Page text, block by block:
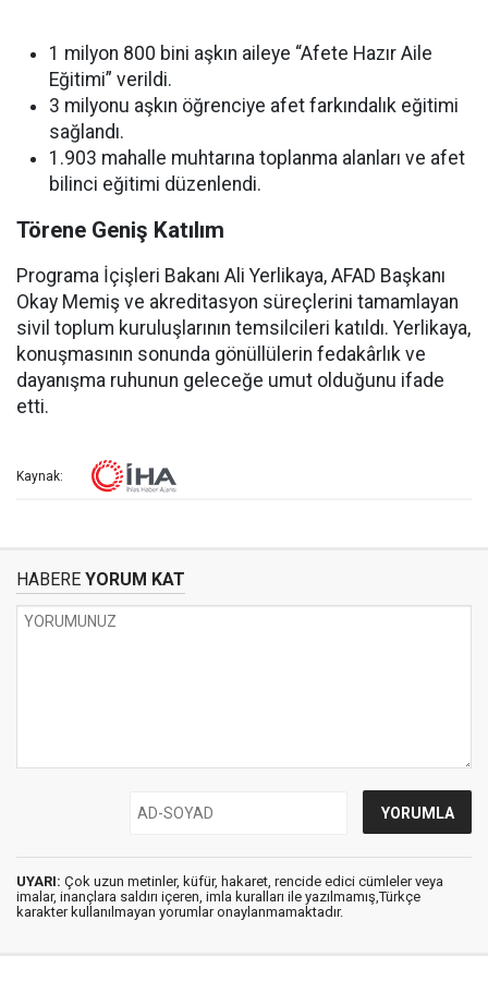
1 milyon 800 bini aşkın aileye “Afete Hazır Aile
Eğitimi” verildi.
3 milyonu aşkın öğrenciye afet farkındalık eğitimi
sağlandı.
1.903 mahalle muhtarına toplanma alanları ve afet
bilinci eğitimi düzenlendi.
Törene Geniş Katılım
Programa İçişleri Bakanı Ali Yerlikaya, AFAD Başkanı
Okay Memiş ve akreditasyon süreçlerini tamamlayan
sivil toplum kuruluşlarının temsilcileri katıldı. Yerlikaya,
konuşmasının sonunda gönüllülerin fedakârlık ve
dayanışma ruhunun geleceğe umut olduğunu ifade
etti.
Kaynak:
HABERE YORUM KAT
UYARI: Çok uzun metinler, küfür, hakaret, rencide edici cümleler veya
imalar, inançlara saldırı içeren, imla kuralları ile yazılmamış,Türkçe
karakter kullanılmayan yorumlar onaylanmamaktadır.